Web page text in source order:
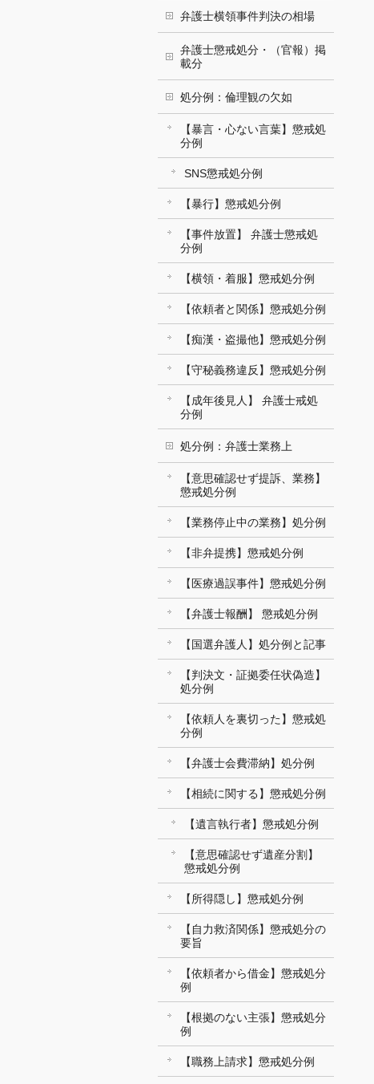
弁護士横領事件判決の相場
弁護士懲戒処分・（官報）掲
載分
処分例：倫理観の欠如
【暴言・心ない言葉】懲戒処
分例
SNS懲戒処分例
【暴行】懲戒処分例
【事件放置】 弁護士懲戒処
分例
【横領・着服】懲戒処分例
【依頼者と関係】懲戒処分例
【痴漢・盗撮他】懲戒処分例
【守秘義務違反】懲戒処分例
【成年後見人】 弁護士戒処
分例
処分例：弁護士業務上
【意思確認せず提訴、業務】
懲戒処分例
【業務停止中の業務】処分例
【非弁提携】懲戒処分例
【医療過誤事件】懲戒処分例
【弁護士報酬】 懲戒処分例
【国選弁護人】処分例と記事
【判決文・証拠委任状偽造】
処分例
【依頼人を裏切った】懲戒処
分例
【弁護士会費滞納】処分例
【相続に関する】懲戒処分例
【遺言執行者】懲戒処分例
【意思確認せず遺産分割】
懲戒処分例
【所得隠し】懲戒処分例
【自力救済関係】懲戒処分の
要旨
【依頼者から借金】懲戒処分
例
【根拠のない主張】懲戒処分
例
【職務上請求】懲戒処分例